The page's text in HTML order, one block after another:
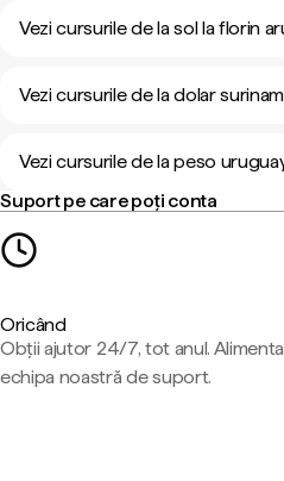
Vezi cursurile de la sol la florin
Vezi cursurile de la dolar
Vezi cursurile de la peso
Suport pe care poți conta
Oricând
Obții ajutor 24/7, tot anul.
echipa noastră de suport.